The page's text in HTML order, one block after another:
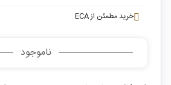
خرید مطمئن از ECA
ناموجود